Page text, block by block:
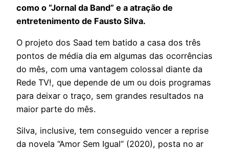
como o “Jornal da Band” e a atração de
entretenimento de Fausto Silva.
O projeto dos Saad tem batido a casa dos três
pontos de média dia em algumas das ocorrências
do mês, com uma vantagem colossal diante da
Rede TV!, que depende de um ou dois programas
para deixar o traço, sem grandes resultados na
maior parte do mês.
Silva, inclusive, tem conseguido vencer a reprise
da novela “Amor Sem Igual” (2020), posta no ar